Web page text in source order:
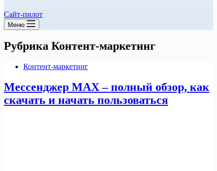
Сайт-пилот
Меню
Рубрика Контент-маркетинг
Контент-маркетинг
Мессенджер MAX – полный обзор, как
скачать и начать пользоваться